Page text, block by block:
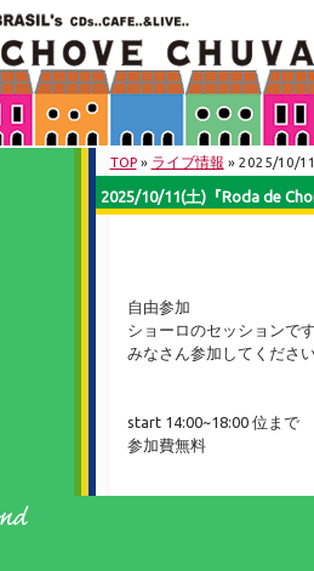
TOP» ライブ情報 » 2025/10/
2025/10/11(土)『Roda de
自由参加
ショーロのセッションで
みなさん参加してくださ
start 14:00~18:00 位まで
参加費無料